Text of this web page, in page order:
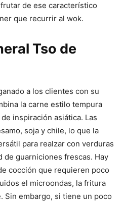
de ese característico
que recurrir al wok.
Tso de
a los clientes con su
la carne estilo tempura
inspiración asiática. Las
soja y chile, lo que la
para realzar con verduras
de guarniciones frescas. Hay
cocción que requieren poco
el microondas, la fritura
Sin embargo, si tiene un poco